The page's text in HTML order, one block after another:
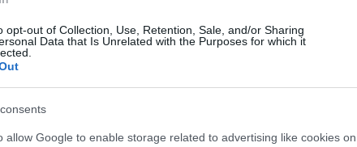
opt-out of Collection, Use, Retention, Sale, and/or Sharing
Data that Is Unrelated with the Purposes for which it
allow Google to enable storage related to advertising like cookies on
legyen a Google-találatokban!